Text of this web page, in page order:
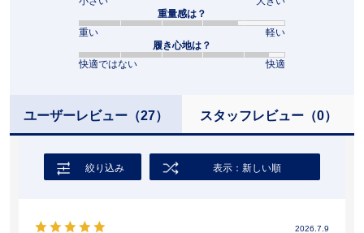
重量感は？
重い
軽い
履き心地は？
快適ではない
快適
ユーザーレビュー（27） スタッフレビュー（0）
絞り込み 表示：新しい順
2026.7.9